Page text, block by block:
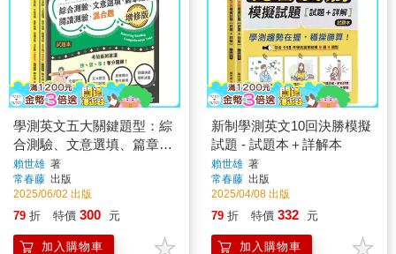
學測英文五大關鍵題型：綜
合測驗、文意選填、篇章結
構、閱讀測驗、混合題(增
修版)-試題本＋詳解本
賴世雄 著
常春藤 出版
2025/06/02 出版
79 折 特價 300 元
加入購物車
新制學測英文10回決勝模擬
試題 - 試題本＋詳解本
賴世雄 著
常春藤 出版
2025/04/08 出版
79 折 特價 332 元
加入購物車